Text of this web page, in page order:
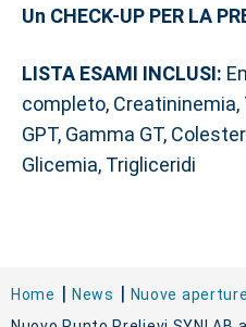
Un CHECK-UP PER LA
LISTA ESAMI INCLUSI:
completo, Creatininemia,
GPT, Gamma GT,
Glicemia, Trigliceridi
Home News
Nuove aperture